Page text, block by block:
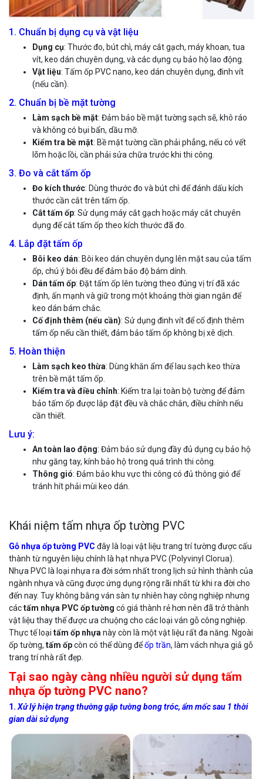
1. Chuẩn bị dụng cụ và vật liệu
Dụng cụ: Thước đo, bút chì, máy cắt gạch, máy khoan, tua
vít, keo dán chuyên dụng, và các dụng cụ bảo hộ lao động.
Vật liệu: Tấm ốp PVC nano, keo dán chuyên dụng, đinh vít
(nếu cần).
2. Chuẩn bị bề mặt tường
Làm sạch bề mặt: Đảm bảo bề mặt tường sạch sẽ, khô ráo
và không có bụi bẩn, dầu mỡ.
Kiểm tra bề mặt: Bề mặt tường cần phải phẳng, nếu có vết
lõm hoặc lồi, cần phải sửa chữa trước khi thi công.
3. Đo và cắt tấm ốp
Đo kích thước: Dùng thước đo và bút chì để đánh dấu kích
thước cần cắt trên tấm ốp.
Cắt tấm ốp: Sử dụng máy cắt gạch hoặc máy cắt chuyên
dụng để cắt tấm ốp theo kích thước đã đo.
4. Lắp đặt tấm ốp
Bôi keo dán: Bôi keo dán chuyên dụng lên mặt sau của tấm
ốp, chú ý bôi đều để đảm bảo độ bám dính.
Dán tấm ốp: Đặt tấm ốp lên tường theo đúng vị trí đã xác
định, ấn mạnh và giữ trong một khoảng thời gian ngắn để
keo dán bám chắc.
Cố định thêm (nếu cần): Sử dụng đinh vít để cố định thêm
tấm ốp nếu cần thiết, đảm bảo tấm ốp không bị xê dịch.
5. Hoàn thiện
Làm sạch keo thừa: Dùng khăn ẩm để lau sạch keo thừa
trên bề mặt tấm ốp.
Kiểm tra và điều chỉnh: Kiểm tra lại toàn bộ tường để đảm
bảo tấm ốp được lắp đặt đều và chắc chắn, điều chỉnh nếu
cần thiết.
Lưu ý:
An toàn lao động: Đảm bảo sử dụng đầy đủ dụng cụ bảo hộ
như găng tay, kính bảo hộ trong quá trình thi công.
Thông gió: Đảm bảo khu vực thi công có đủ thông gió để
tránh hít phải mùi keo dán.
Khái niệm tấm nhựa ốp tường PVC
Gỗ nhựa ốp tường PVC đây là loại vật liệu trang trí tường được cấu
thành từ nguyên liệu chính là hạt nhựa PVC (Polyvinyl Clorua).
Nhựa PVC là loại nhựa ra đời sớm nhất trong lịch sử hình thành của
ngành nhựa và cũng được ứng dụng rộng rãi nhất từ khi ra đời cho
đến nay. Tuy không bằng ván sàn tự nhiên hay công nghiệp nhưng
cáctấm nhựa PVC ốp tường có giá thành rẻ hơn nên đã trở thành
vật liệu thay thế được ưa chuộng cho các loại ván gỗ công nghiệp.
Thực tế loại tấm ốp nhựa này còn là một vật liệu rất đa năng. Ngoài
ốp tường, tấm ốpcòn có thể dùng đểốp trần, làm vách nhựa giả gỗ
trang trí nhà rất đẹp.
Tại sao ngày càng nhiều người sử dụng tấm
nhựa ốp tường PVC nano?
1. Xử lý hiện trạng thường gặp tường bong tróc, ẩm mốc sau 1 thời
gian dài sử dụng